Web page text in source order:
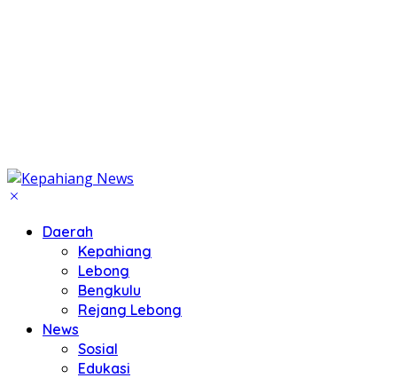
Daerah
Kepahiang
Lebong
Bengkulu
Rejang Lebong
News
Sosial
Edukasi